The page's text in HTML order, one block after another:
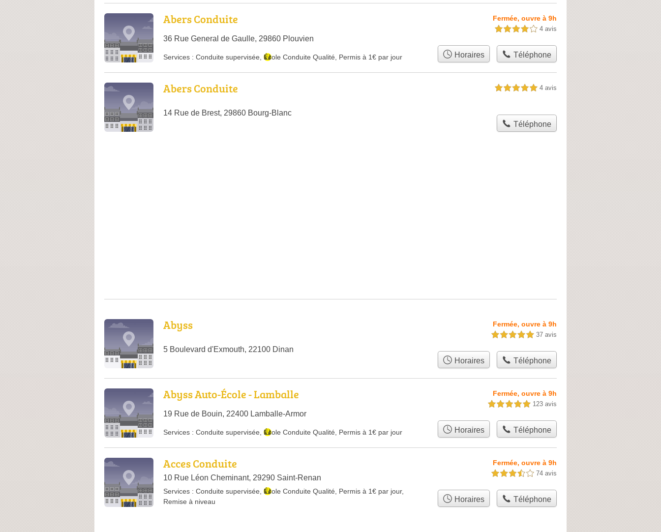
Abers Conduite
36 Rue General de Gaulle, 29860 Plouvien
Fermée, ouvre à 9h
4,0 étoiles sur 5 4 avis
Services : Conduite supervisée École Conduite Qualité Permis à 1€ par jour Horaires Téléphone
Abers Conduite
14 Rue de Brest, 29860 Bourg-Blanc
5,0 étoiles sur 5 4 avis
Téléphone
Abyss
5 Boulevard d'Exmouth, 22100 Dinan
Fermée, ouvre à 9h
5,0 étoiles sur 5 37 avis
Horaires Téléphone
Abyss Auto-École - Lamballe
19 Rue de Bouin, 22400 Lamballe-Armor
Fermée, ouvre à 9h
5,0 étoiles sur 5 123 avis
Services : Conduite supervisée École Conduite Qualité Permis à 1€ par jour Horaires Téléphone
Acces Conduite
10 Rue Léon Cheminant, 29290 Saint-Renan
Fermée, ouvre à 9h
3,5 étoiles sur 5 74 avis
Services : Conduite supervisée École Conduite Qualité Permis à 1€ par jour,
Remise à niveau
Horaires Téléphone